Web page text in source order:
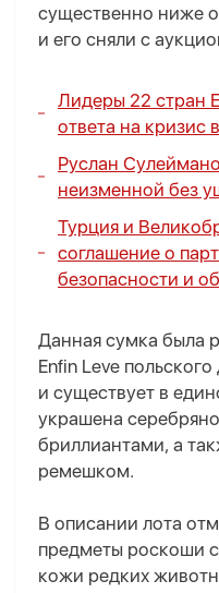
существенно ниже
и его сняли с
Лидеры 22 стран
ответа на кризис
Руслан
неизменной без
Турция и
соглашение о
безопасности и
Данная сумка была
Enfin Leve
и существует в
украшена
бриллиантами, а
ремешком.
В описании лота
предметы роскоши
кожи редких